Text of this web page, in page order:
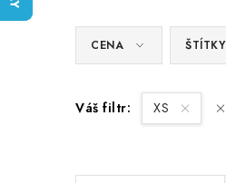
CENA ŠTÍTKY
Váš filtr: XS